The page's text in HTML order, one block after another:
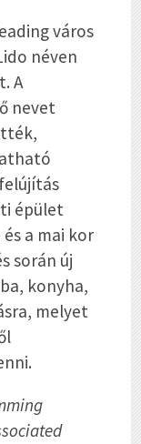
város
néven
A
nevet
épület
a mai kor
során új
konyha,
melyet